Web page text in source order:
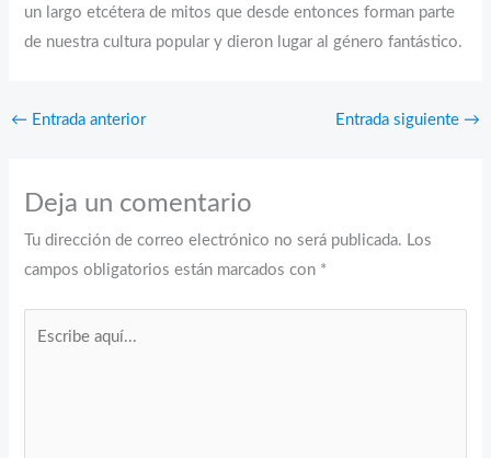
un largo etcétera de mitos que desde entonces forman parte
de nuestra cultura popular y dieron lugar al género fantástico.
← Entrada anterior Entrada siguiente →
Deja un comentario
Tu dirección de correo electrónico no será publicada. Los
campos obligatorios están marcados con *